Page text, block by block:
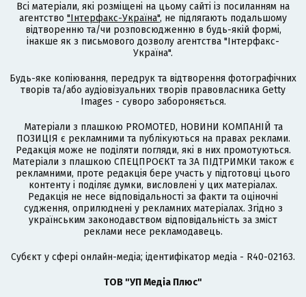
Всі матеріали, які розміщені на цьому сайті із посиланням на
агентство "Інтерфакс-Україна", не підлягають подальшому
відтворенню та/чи розповсюдженню в будь-якій формі,
інакше як з письмового дозволу агентства "Інтерфакс-
Україна".
Будь-яке копіювання, передрук та відтворення фотографічних
творів та/або аудіовізуальних творів правовласника Getty
Images - суворо забороняється.
Матеріали з плашкою PROMOTED, НОВИНИ КОМПАНІЙ та
ПОЗИЦІЯ є рекламними та публікуються на правах реклами.
Редакція може не поділяти погляди, які в них промотуються.
Матеріали з плашкою СПЕЦПРОЄКТ та ЗА ПІДТРИМКИ також є
рекламними, проте редакція бере участь у підготовці цього
контенту і поділяє думки, висловлені у цих матеріалах.
Редакція не несе відповідальності за факти та оціночні
судження, оприлюднені у рекламних матеріалах. Згідно з
українським законодавством відповідальність за зміст
реклами несе рекламодавець.
Cубєкт у сфері онлайн-медіа; ідентифікатор медіа - R40-02163.
ТОВ "УП Медіа Плюс"